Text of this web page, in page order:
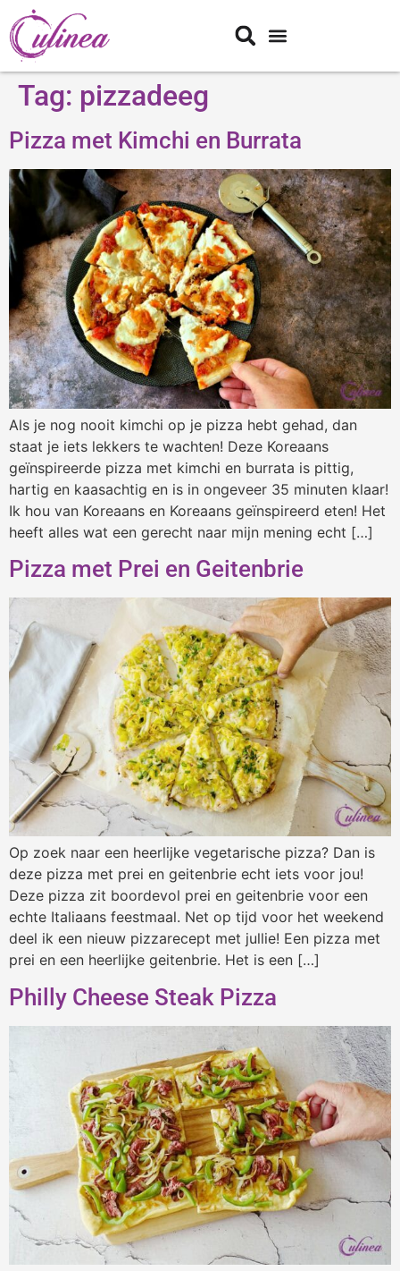
Tag: pizzadeeg
Pizza met Kimchi en Burrata
Als je nog nooit kimchi op je pizza hebt gehad, dan
staat je iets lekkers te wachten! Deze Koreaans
geïnspireerde pizza met kimchi en burrata is pittig,
hartig en kaasachtig en is in ongeveer 35 minuten klaar!
Ik hou van Koreaans en Koreaans geïnspireerd eten! Het
heeft alles wat een gerecht naar mijn mening echt […]
Pizza met Prei en Geitenbrie
Op zoek naar een heerlijke vegetarische pizza? Dan is
deze pizza met prei en geitenbrie echt iets voor jou!
Deze pizza zit boordevol prei en geitenbrie voor een
echte Italiaans feestmaal. Net op tijd voor het weekend
deel ik een nieuw pizzarecept met jullie! Een pizza met
prei en een heerlijke geitenbrie. Het is een […]
Philly Cheese Steak Pizza